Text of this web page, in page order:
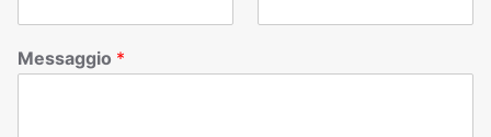
Messaggio *